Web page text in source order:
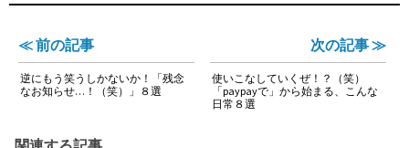
≪ 前の記事
逆にもう笑うしかないか！「残念
なお知らせ…！（笑）」８選
次の記事 ≫
使いこなしていくぜ！？（笑）
「paypayで」から始まる、こんな
日常８選